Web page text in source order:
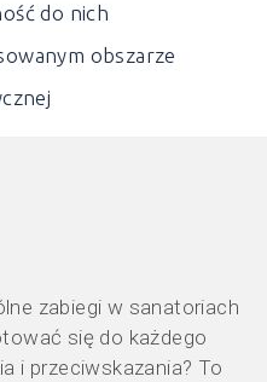
do nich
obszarze
zabiegi w sanatoriach
się do każdego
i przeciwskazania? To